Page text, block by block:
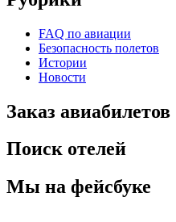
FAQ по авиации
Безопасность полетов
Истории
Новости
Заказ авиабилетов
Поиск отелей
Мы на фейсбуке